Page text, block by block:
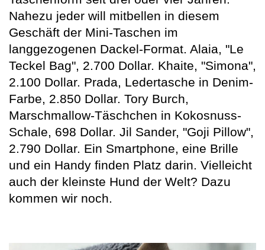
Nahezu jeder will mitbellen in diesem
Geschäft der Mini-Taschen im
langgezogenen Dackel-Format. Alaia, "Le
Teckel Bag", 2.700 Dollar. Khaite, "Simona",
2.100 Dollar. Prada, Ledertasche in Denim-
Farbe, 2.850 Dollar. Tory Burch,
Marschmallow-Täschchen in Kokosnuss-
Schale, 698 Dollar. Jil Sander, "Goji Pillow",
2.790 Dollar. Ein Smartphone, eine Brille
und ein Handy finden Platz darin. Vielleicht
auch der kleinste Hund der Welt? Dazu
kommen wir noch.